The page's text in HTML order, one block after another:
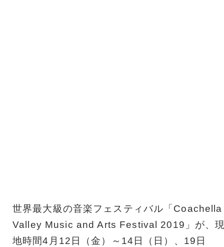
世界最大級の音楽フェスティバル「Coachella
Valley Music and Arts Festival 2019」が、
地時間4月12日（金）～14日（日）、19日